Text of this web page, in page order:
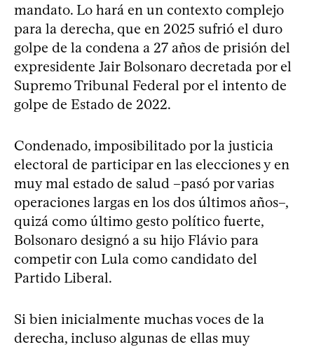
mandato. Lo hará en un contexto complejo
para la derecha, que en 2025 sufrió el duro
golpe de la condena a 27 años de prisión del
expresidente Jair Bolsonaro decretada por el
Supremo Tribunal Federal por el intento de
golpe de Estado de 2022.
Condenado, imposibilitado por la justicia
electoral de participar en las elecciones y en
muy mal estado de salud –pasó por varias
operaciones largas en los dos últimos años–,
quizá como último gesto político fuerte,
Bolsonaro designó a su hijo Flávio para
competir con Lula como candidato del
Partido Liberal.
Si bien inicialmente muchas voces de la
derecha, incluso algunas de ellas muy